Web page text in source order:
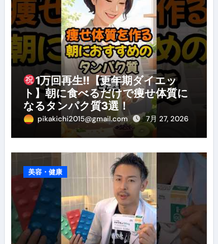
1万回再生!!【更年期ダイエッ
ト】朝に食べるだけで痩せ体質に
なるタンパク質3選！
pikakichi2015@gmail.com 7月 27, 2026
美容・健康